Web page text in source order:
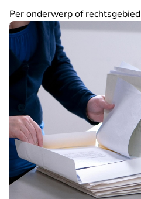
Per onderwerp of rechtsgebied